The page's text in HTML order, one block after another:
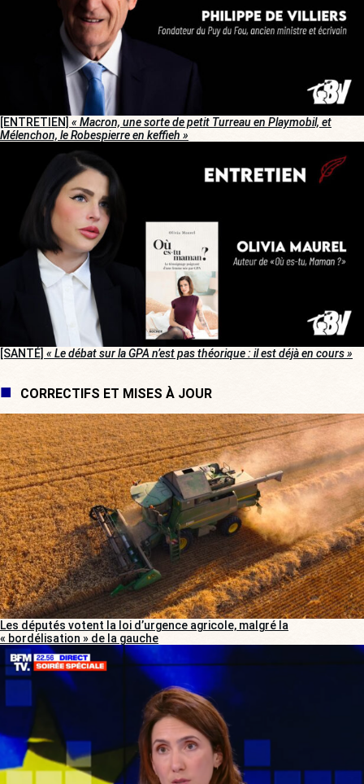
[ENTRETIEN] « Macron, une sorte de petit Turreau en Playmobil, et
Mélenchon, le Robespierre en keffieh »
[SANTÉ] « Le débat sur la GPA n’est pas théorique : il est déjà en cours »
CORRECTIFS ET MISES À JOUR
Les députés votent la loi d’urgence agricole, malgré la
« bordélisation » de la gauche